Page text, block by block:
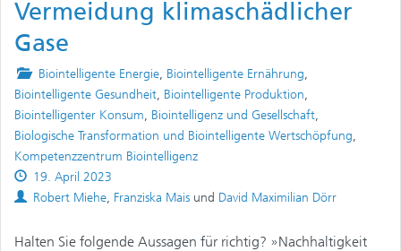
Vermeidung klimaschädlicher
Gase
Posted
in
Biointelligente Energie, Biointelligente Ernährung,
Biointelligente Gesundheit, Biointelligente Produktion,
Biointelligenter Konsum, Biointelligenz und Gesellschaft,
Biologische Transformation und Biointelligente Wertschöpfung,
Kompetenzzentrum Biointelligenz
Published
on
19. April 2023
Authors
Robert Miehe, Franziska Mais und David Maximilian Dörr
Halten Sie folgende Aussagen für richtig? »Nachhaltigkeit